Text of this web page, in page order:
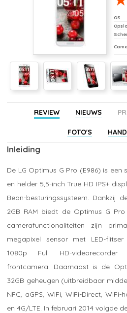
OS
REVIEW NIEUWS
FOTO'S
Inleiding
De LG Optimus G Pro (E986) is
en helder 5,5-inch True HD IPS+
Bean-besturingssysteem. Dankzij
2GB RAM biedt de Optimus G
camerafunctionaliteiten zijn
megapixel sensor met LED-
1080p Full HD-videorecorder
frontcamera. Daarnaast is de
32GB geheugen (uitbreidbaar
NFC, aGPS, WiFi, WiFi-Direct,
en 4G/LTE. In februari 2014 volgde